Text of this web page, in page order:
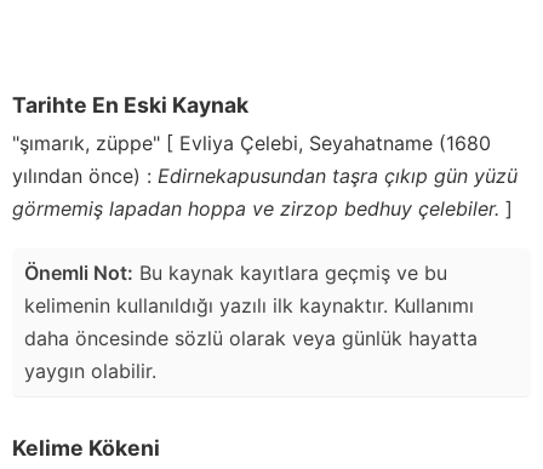
Tarihte En Eski Kaynak
"şımarık, züppe" [ Evliya Çelebi, Seyahatname (1680
yılından önce) : Edirnekapusundan taşra çıkıp gün yüzü
görmemiş lapadan hoppa ve zirzop bedhuy çelebiler. ]
Önemli Not: Bu kaynak kayıtlara geçmiş ve bu
kelimenin kullanıldığı yazılı ilk kaynaktır. Kullanımı
daha öncesinde sözlü olarak veya günlük hayatta
yaygın olabilir.
Kelime Kökeni